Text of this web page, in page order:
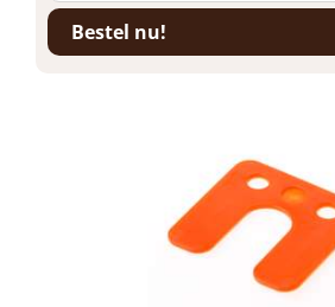
Bestel nu!